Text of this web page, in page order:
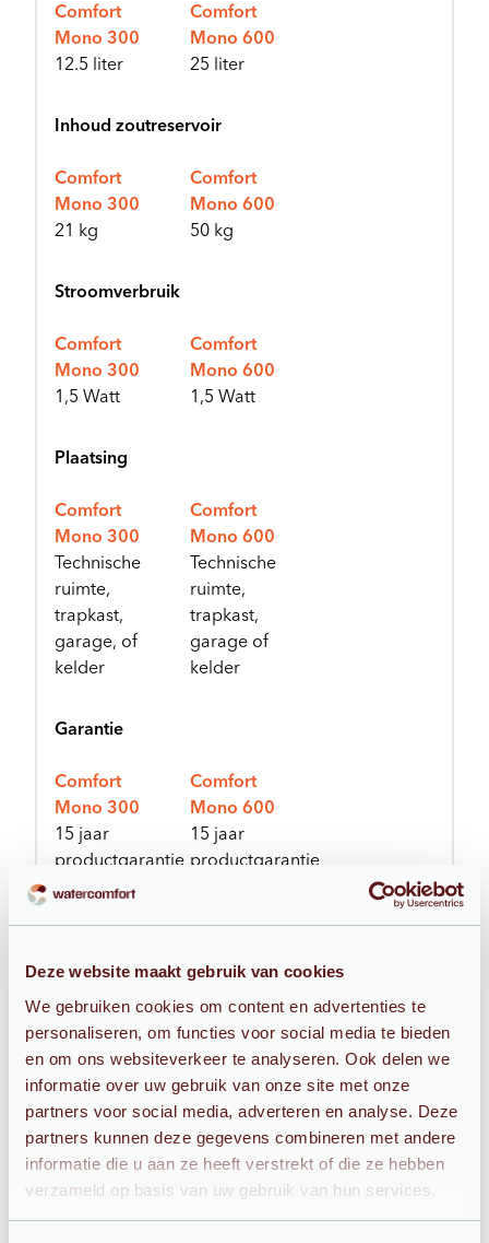
Deze website maakt gebruik van cookies
We gebruiken cookies om content en advertenties te
personaliseren, om functies voor social media te bieden
en om ons websiteverkeer te analyseren. Ook delen we
informatie over uw gebruik van onze site met onze
partners voor social media, adverteren en analyse. Deze
partners kunnen deze gegevens combineren met andere
informatie die u aan ze heeft verstrekt of die ze hebben
verzameld op basis van uw gebruik van hun services.
Comfort
Mono 300
12.5 liter
Comfort
Mono 600
25 liter
Inhoud zoutreservoir
Comfort
Mono 300
21 kg
Comfort
Mono 600
50 kg
Stroomverbruik
Comfort
Mono 300
1,5 Watt
Comfort
Mono 600
1,5 Watt
Plaatsing
Comfort
Mono 300
Technische
ruimte,
trapkast,
garage, of
kelder
Comfort
Mono 600
Technische
ruimte,
trapkast,
garage of
kelder
Garantie
Comfort
Mono 300
15 jaar
productgarantie
Comfort
Mono 600
15 jaar
productgarantie
De beste onderdelen
Onze waterontharders zijn samengesteld uit de
beste onderdelen. Niet voor niets geven we hierop
15 jaar garantie. Wij bieden je altijd een
waterontharder die past bij jouw woning en die